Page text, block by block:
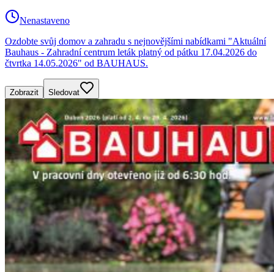
Nenastaveno
Ozdobte svůj domov a zahradu s nejnovějšími nabídkami "Aktuální
Bauhaus - Zahradní centrum leták platný od pátku 17.04.2026 do
čtvrtka 14.05.2026" od BAUHAUS.
Zobrazit Sledovat